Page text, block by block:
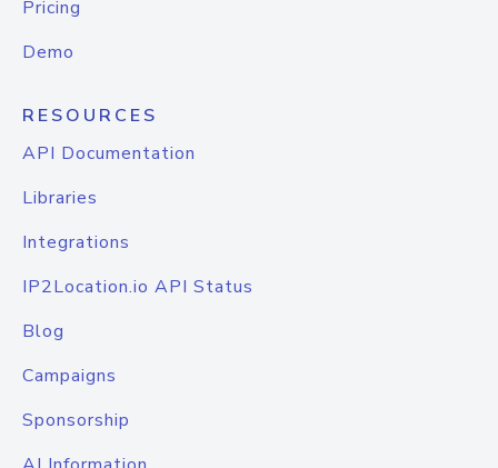
Pricing
Demo
RESOURCES
API Documentation
Libraries
Integrations
IP2Location.io API Status
Blog
Campaigns
Sponsorship